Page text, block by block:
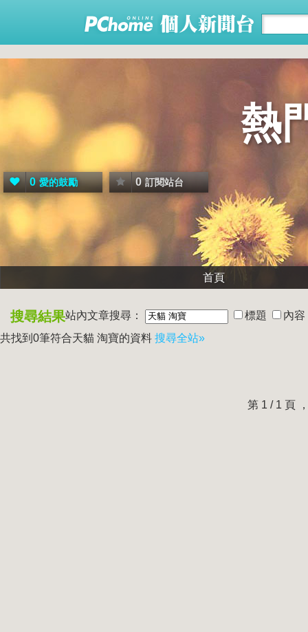
熱
0 愛的鼓勵 0 訂閱站台
首頁
搜尋結果站內文章搜尋： 標題
內容
共找到0筆符合天貓 淘寶的資料 搜尋全站»
第 1 / 1